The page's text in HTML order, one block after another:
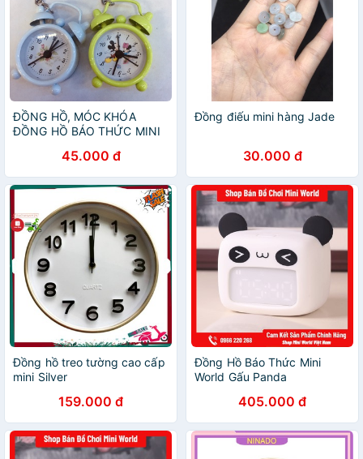
ĐỒNG HỒ, MÓC KHÓA
ĐỒNG HỒ BÁO THỨC MINI
45.000 đ
Đồng điếu mini hàng Jade
30.000 đ
Đồng hồ treo tường cao cấp
mini Silver
159.000 đ
Đồng Hồ Báo Thức Mini
World Gấu Panda
405.000 đ